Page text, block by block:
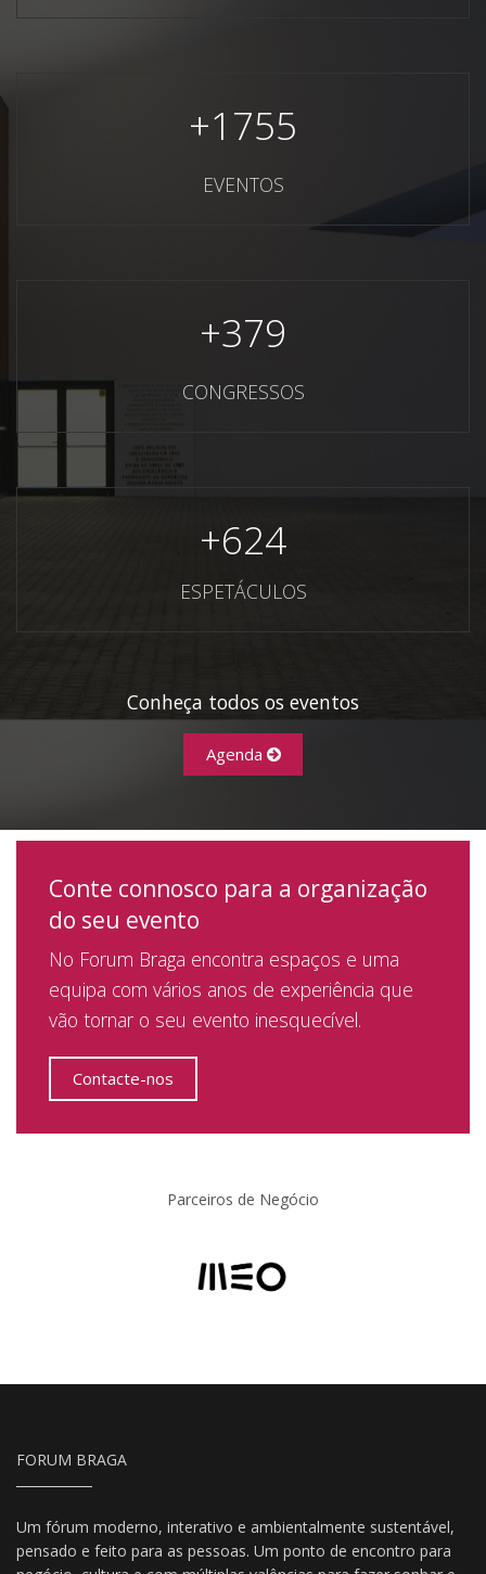
+1755
EVENTOS
+379
CONGRESSOS
+624
ESPETÁCULOS
Conheça todos os eventos
Agenda
Conte connosco para a organização
do seu evento
No Forum Braga encontra espaços e uma
equipa com vários anos de experiência que
vão tornar o seu evento inesquecível.
Contacte-nos
Parceiros de Negócio
FORUM BRAGA
Um fórum moderno, interativo e ambientalmente sustentável,
pensado e feito para as pessoas. Um ponto de encontro para